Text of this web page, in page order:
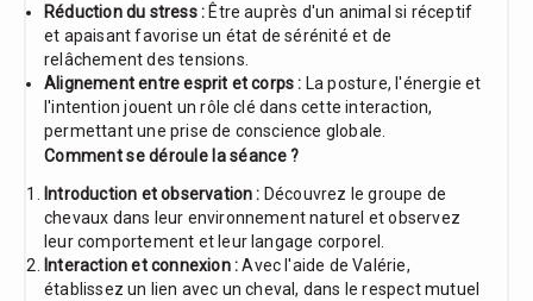
Réduction du stress : Être auprès d'un animal si réceptif
et apaisant favorise un état de sérénité et de
relâchement des tensions.
Alignement entre esprit et corps : La posture, l'énergie et
l'intention jouent un rôle clé dans cette interaction,
permettant une prise de conscience globale.
Comment se déroule la séance ?
Introduction et observation : Découvrez le groupe de
chevaux dans leur environnement naturel et observez
leur comportement et leur langage corporel.
Interaction et connexion :Avec l'aide de Valérie,
établissez un lien avec un cheval, dans le respect mutuel